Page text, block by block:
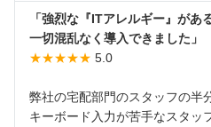
「強烈な『ITアレルギー』があ
一切混乱なく導入できました」
★★★★★ 5.0
弊社の宅配部門のスタッフの半
キーボード入力が苦手なスタッ